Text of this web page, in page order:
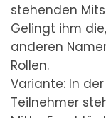
stehenden
Gelingt ihm
anderen
Rollen.
Variante: In
Teilnehmer